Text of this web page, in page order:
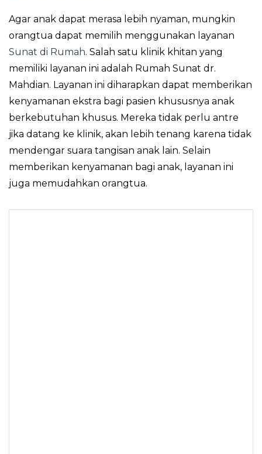
Agar anak dapat merasa lebih nyaman, mungkin
orangtua dapat memilih menggunakan layanan
Sunat di Rumah. Salah satu klinik khitan yang
memiliki layanan ini adalah Rumah Sunat dr.
Mahdian. Layanan ini diharapkan dapat memberikan
kenyamanan ekstra bagi pasien khususnya anak
berkebutuhan khusus. Mereka tidak perlu antre
jika datang ke klinik, akan lebih tenang karena tidak
mendengar suara tangisan anak lain. Selain
memberikan kenyamanan bagi anak, layanan ini
juga memudahkan orangtua.